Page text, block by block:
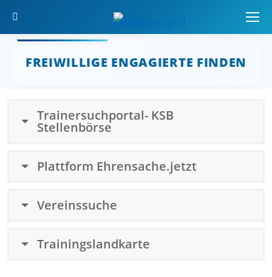
Search:
FREIWILLIGE ENGAGIERTE FINDEN
Trainersuchportal- KSB
Stellenbörse
Plattform Ehrensache.jetzt
Vereinssuche
Trainingslandkarte